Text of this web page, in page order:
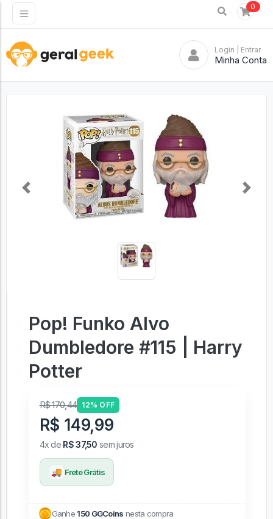
0
Login | Entrar
Minha Conta
Previous Next
Pop! Funko Alvo
Dumbledore #115 | Harry
Potter
R$ 170,44 12% OFF
R$ 149,99
4x de R$ 37,50 sem juros
🚚 Frete Grátis
Ganhe150 GGCoins nesta compra